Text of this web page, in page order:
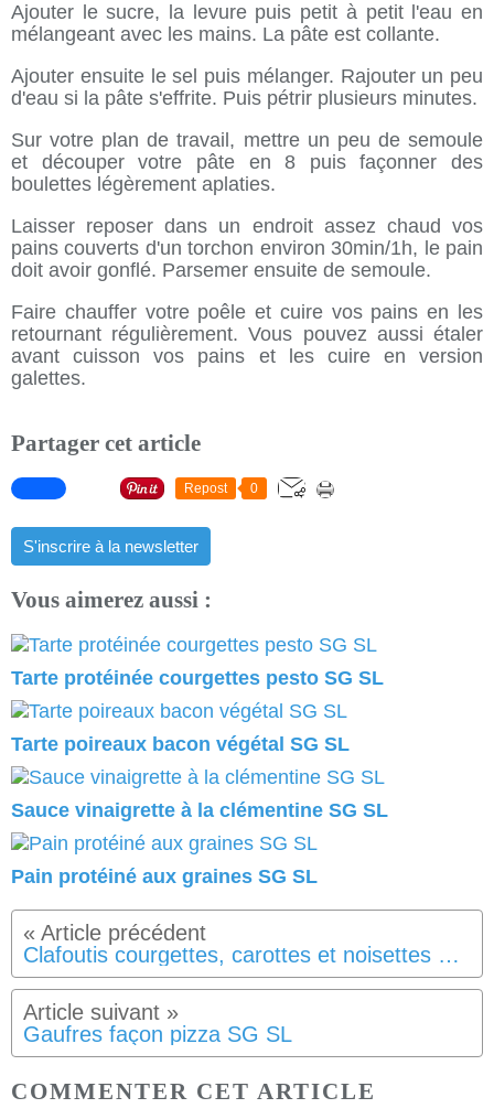
Ajouter le sucre, la levure puis petit à petit l'eau en
mélangeant avec les mains. La pâte est collante.
Ajouter ensuite le sel puis mélanger. Rajouter un peu
d'eau si la pâte s'effrite. Puis pétrir plusieurs minutes.
Sur votre plan de travail, mettre un peu de semoule
et découper votre pâte en 8 puis façonner des
boulettes légèrement aplaties.
Laisser reposer dans un endroit assez chaud vos
pains couverts d'un torchon environ 30min/1h, le pain
doit avoir gonflé. Parsemer ensuite de semoule.
Faire chauffer votre poêle et cuire vos pains en les
retournant régulièrement. Vous pouvez aussi étaler
avant cuisson vos pains et les cuire en version
galettes.
Partager cet article
Repost 0
S'inscrire à la newsletter
Vous aimerez aussi :
Tarte protéinée courgettes pesto SG SL
Tarte poireaux bacon végétal SG SL
Sauce vinaigrette à la clémentine SG SL
Pain protéiné aux graines SG SL
Clafoutis courgettes, carottes et noisettes SG SL
Gaufres façon pizza SG SL
COMMENTER CET ARTICLE